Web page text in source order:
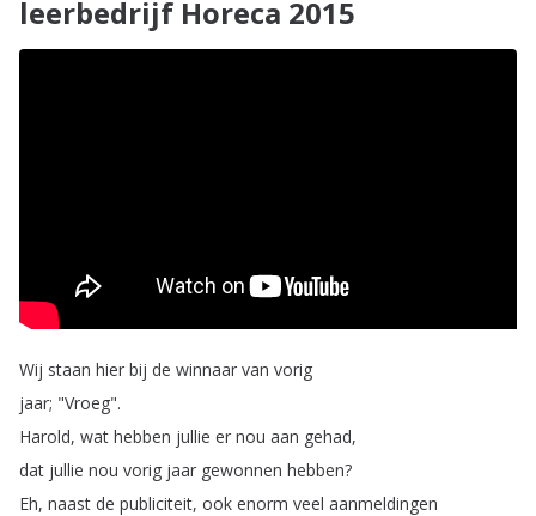
leerbedrijf Horeca 2015
Wij staan hier bij de winnaar van vorig
jaar; "Vroeg".
Harold, wat hebben jullie er nou aan gehad,
dat jullie nou vorig jaar gewonnen hebben?
Eh, naast de publiciteit, ook enorm veel aanmeldingen